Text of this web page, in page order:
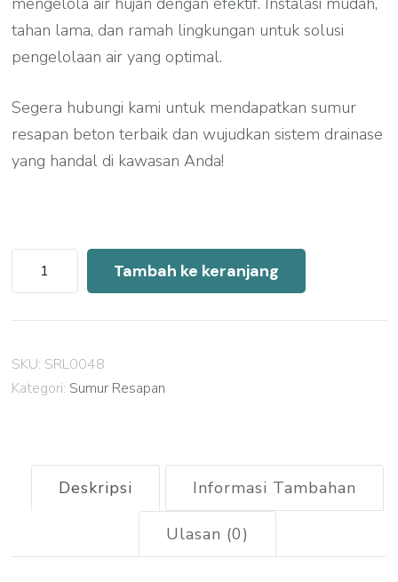
tahan lama, dan ramah lingkungan untuk solusi
pengelolaan air yang optimal.
Segera hubungi kami untuk mendapatkan sumur
resapan beton terbaik dan wujudkan sistem drainase
yang handal di kawasan Anda!
Kuantitas
Harga
Sumur
Beton
Solo
Tambah ke keranjang
SKU: SRL0048
Kategori: Sumur Resapan
Deskripsi Informasi Tambahan
Ulasan (0)